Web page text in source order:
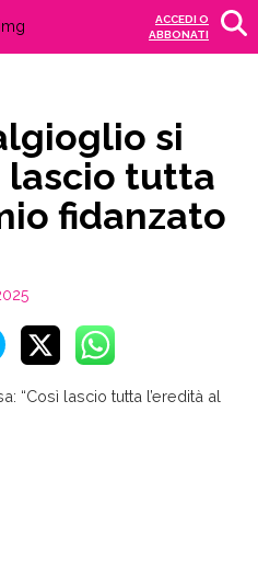
ACCEDI O
ABBONATI
si
lascio tutta
fidanzato